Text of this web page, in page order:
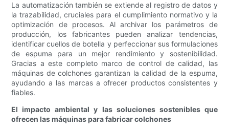
La automatización también se extiende al registro de datos y
la trazabilidad, cruciales para el cumplimiento normativo y la
optimización de procesos. Al archivar los parámetros de
producción, los fabricantes pueden analizar tendencias,
identificar cuellos de botella y perfeccionar sus formulaciones
de espuma para un mejor rendimiento y sostenibilidad.
Gracias a este completo marco de control de calidad, las
máquinas de colchones garantizan la calidad de la espuma,
ayudando a las marcas a ofrecer productos consistentes y
fiables.
El impacto ambiental y las soluciones sostenibles que
ofrecen las máquinas para fabricar colchones